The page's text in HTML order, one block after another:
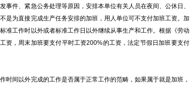
件、紧急公务处理等原因，安排本单位有关人员在夜间、公休日、
是为直接完成生产任务安排的加班，用人单位可不支付加班工资。加
准工作时以外或者标准工作日以外继续从事生产和工作。根据《劳动
资，周末加班要支付平时工资200%的工资，法定节假日加班要支付
间以外完成的工作是否属于正常工作的范畴，如果属于就是加班，